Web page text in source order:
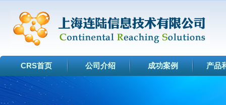
CRS首页 公司介绍 成功案例 产品